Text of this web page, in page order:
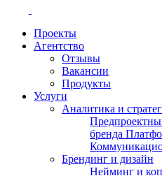
Проекты
Агентство
Отзывы
Вакансии
Продукты
Услуги
Аналитика и
бренда
Брендинг и дизайн
Нейминг и